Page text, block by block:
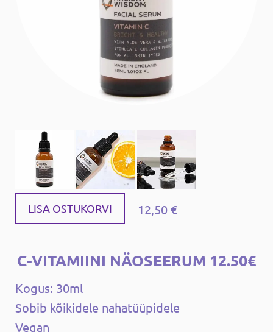
LISA OSTUKORVI 12,50 €
C-VITAMIINI NÄOSEERUM 12.50€
Kogus: 30ml
Sobib kõikidele nahatüüpidele
Vegan